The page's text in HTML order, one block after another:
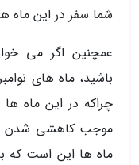
شما سفر در این ماه
عمچنین اگر می
باشید، ماه های
چراکه در این ماه
موجب کاهشی شدن
ماه ها این است که